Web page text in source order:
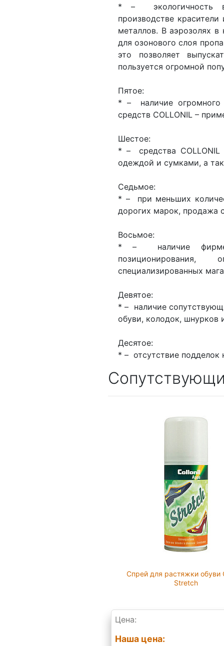
* – экологичность
производстве
металлов. В аэрозолях в
для озонового слоя
это позволяет
пользуется огромной
Пятое:
* – наличие огромного
средств COLLONIL –
Шестое:
* – средства
одеждой и сумками, а
Седьмое:
* – при меньших
дорогих марок, продажа
Восьмое:
* – наличие
специализированных
Девятое:
* – наличие
обуви, колодок,
Десятое:
* – отсутствие подделок
Спрей для растяжки обуви
Stretch
Цена:
Наша цена: